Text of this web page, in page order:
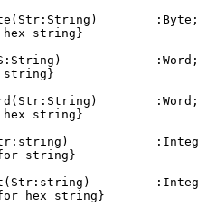
:Byte;
string}
:Word;
:Word;
string}
string}
hex string}